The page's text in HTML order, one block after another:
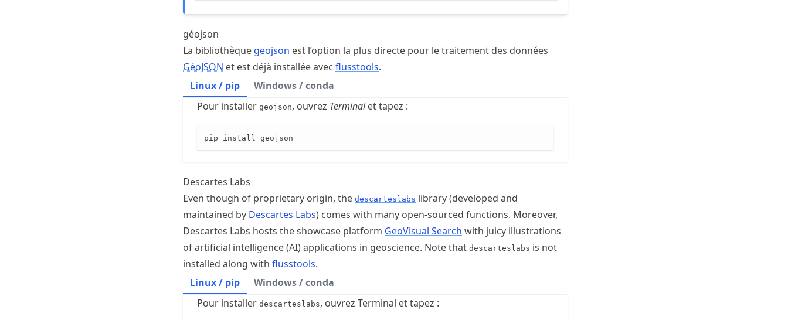
géojson
La bibliothèque geojson est l’option la plus directe pour le traitement des données
GéoJSON et est déjà installée avec flusstools.
Linux / pip
Windows / conda
Pour installer geojson, ouvrez Terminalet tapez :
pip install geojson
Descartes Labs
Even though of proprietary origin, the descarteslabs library (developed and
maintained by Descartes Labs) comes with many open-sourced functions. Moreover,
Descartes Labs hosts the showcase platform GeoVisual Search with juicy illustrations
of artificial intelligence (AI) applications in geoscience. Note that descarteslabs is not
installed along with flusstools.
Linux / pip
Windows / conda
Pour installer descarteslabs, ouvrez Terminal et tapez :